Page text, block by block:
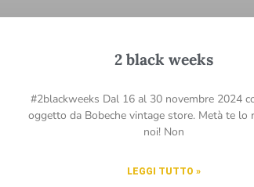
2 black weeks
#2blackweeks Dal 16 al 30 novembre 2024
oggetto da Bobeche vintage store. Metà te lo
noi! Non
LEGGI TUTTO »